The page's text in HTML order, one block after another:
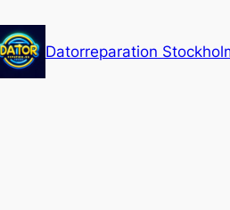
Datorreparation